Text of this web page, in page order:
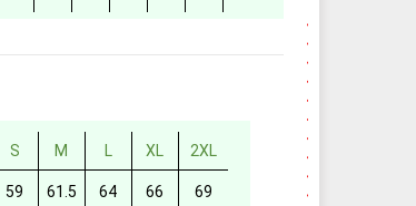
S M L XL 2XL
59 61.5 64 66 69